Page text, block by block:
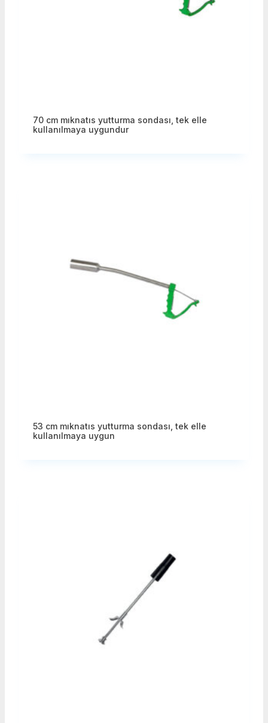
70 cm mıknatıs yutturma sondası, tek elle
kullanılmaya uygundur
53 cm mıknatıs yutturma sondası, tek elle
kullanılmaya uygun